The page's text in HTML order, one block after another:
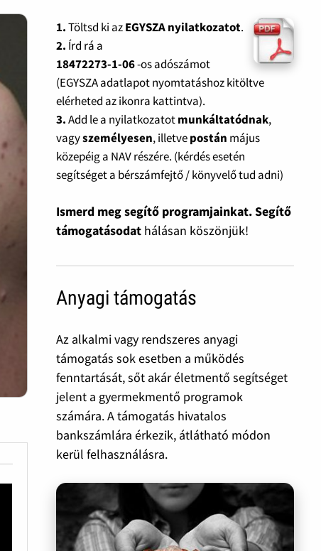
1.Töltsd ki azEGYSZA nyilatkozatot.
2. Írd rá a
18472273-1-06-os adószámot
(EGYSZA adatlapot nyomtatáshoz kitöltve
elérheted az ikonra kattintva).
3.Add le a nyilatkozatotmunkáltatódnak,
vagyszemélyesen, illetvepostán május
közepéig a NAV részére. (kérdés esetén
segítséget a bérszámfejtő / könyvelő tud adni)
Ismerd meg segítő programjainkat. Segítő
támogatásodat hálásan köszönjük!
Anyagi támogatás
Az alkalmi vagy rendszeres anyagi
támogatás sok esetben a működés
fenntartását, sőt akár életmentő segítséget
jelent a gyermekmentő programok
számára. A támogatás hivatalos
bankszámlára érkezik, átlátható módon
kerül felhasználásra.